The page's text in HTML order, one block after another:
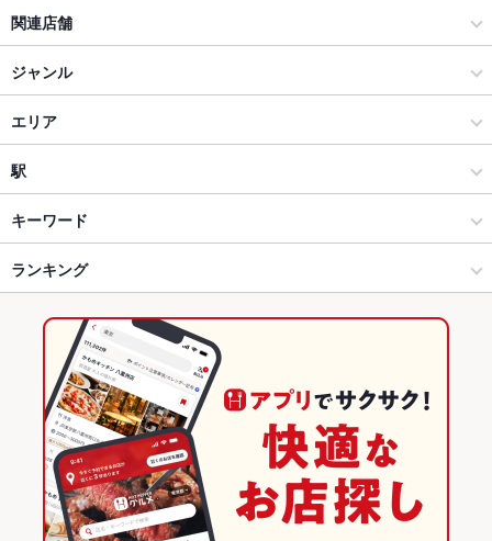
関連店舗
酒肴日和 アテニヨル 日比谷ＯＫＵＲＯＪＩ
酒肴日和 アテニヨル 八重洲店
酒肴日和 アテニヨル 招宴
酒肴日和 アテニヨル 日本生命札幌ビル店
酒肴日和 アテニヨル 清明北一西三
お酒×中華 アテニヨル Little China
ジャンル
居酒屋
創作
広島駅・横川・その他広島市内 × 居酒屋
広島駅・横川・その他広島市内 × 創作
広島駅駅 × 居酒屋
広島駅駅 × 創作
創作料理
広島駅・横川・その他広島市内 × 創作料理
エリア
広島駅
広島駅 × 居酒屋
広島駅 × 創作
広島駅 × 創作料理
広島駅 × 和風
広島 × 居酒屋
広島 × 創作
駅
女学院前駅
広島駅
広島駅駅
キーワード
手羽先 からあげ
ランキング
広島のグルメランキング
広島の居酒屋ランキング
広島駅・横川・その他広島市内のグルメランキング
広島駅・横川・その他広島市内の居酒屋ランキング
広島駅のグルメランキング